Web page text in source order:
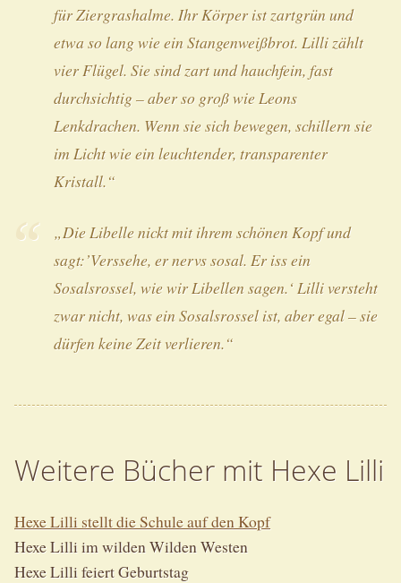
für Ziergrashalme. Ihr Körper ist zartgrün und
etwa so lang wie ein Stangenweißbrot. Lilli zählt
vier Flügel. Sie sind zart und hauchfein, fast
durchsichtig – aber so groß wie Leons
Lenkdrachen. Wenn sie sich bewegen, schillern sie
im Licht wie ein leuchtender, transparenter
Kristall.“
„Die Libelle nickt mit ihrem schönen Kopf und
sagt:’Verssehe, er nervs sosal. Er iss ein
Sosalsrossel, wie wir Libellen sagen.‘ Lilli versteht
zwar nicht, was ein Sosalsrossel ist, aber egal – sie
dürfen keine Zeit verlieren.“
Weitere Bücher mit Hexe Lilli
Hexe Lilli stellt die Schule auf den Kopf
Hexe Lilli im wilden Wilden Westen
Hexe Lilli feiert Geburtstag